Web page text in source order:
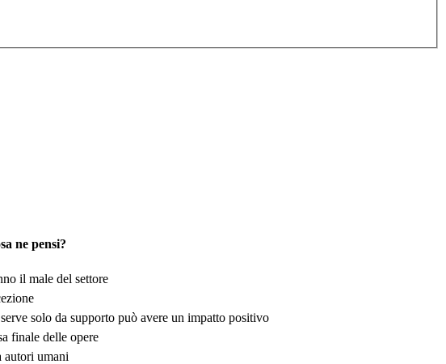
ne pensi?
il male del settore
solo da supporto può avere un impatto positivo
finale delle opere
autori umani